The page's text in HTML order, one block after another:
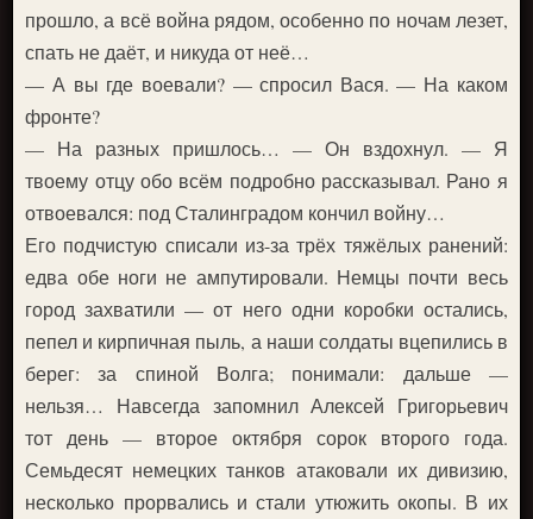
прошло, а всё война рядом, особенно по ночам лезет,
спать не даёт, и никуда от неё…
— А вы где воевали? — спросил Вася. — На каком
фронте?
— На разных пришлось… — Он вздохнул. — Я
твоему отцу обо всём подробно рассказывал. Рано я
отвоевался: под Сталинградом кончил войну…
Его подчистую списали из-за трёх тяжёлых ранений:
едва обе ноги не ампутировали. Немцы почти весь
город захватили — от него одни коробки остались,
пепел и кирпичная пыль, а наши солдаты вцепились в
берег: за спиной Волга; понимали: дальше —
нельзя… Навсегда запомнил Алексей Григорьевич
тот день — второе октября сорок второго года.
Семьдесят немецких танков атаковали их дивизию,
несколько прорвались и стали утюжить окопы. В их